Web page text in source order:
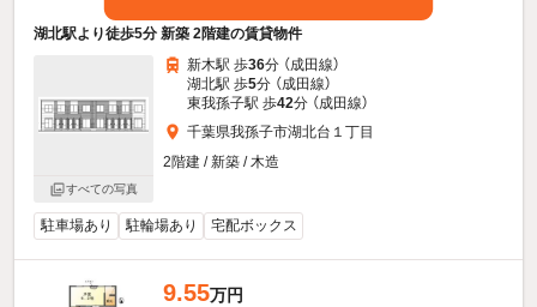
湖北駅より徒歩5分 新築 2階建の賃貸物件
すべての写真
新木駅 歩36分 （成田線）
湖北駅 歩5分 （成田線）
東我孫子駅 歩42分 （成田線）
千葉県我孫子市湖北台１丁目
2階建 / 新築 / 木造
駐車場あり 駐輪場あり 宅配ボックス
9.55万円